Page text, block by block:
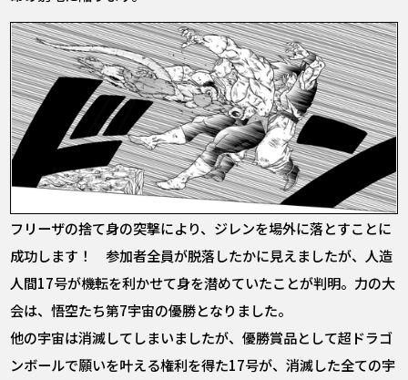
フリーザの捨て身の突撃により、ジレンを場外に落とすことに
成功します！ 参加者全員が脱落したかに見えましたが、人造
人間17号が機転を利かせて身を潜めていたことが判明。力の大
会は、悟空たち第7宇宙の優勝となりました。
他の宇宙は消滅してしまいましたが、優勝賞品として超ドラゴ
ンボールで願いを叶える権利を得た17号が、消滅した全ての宇